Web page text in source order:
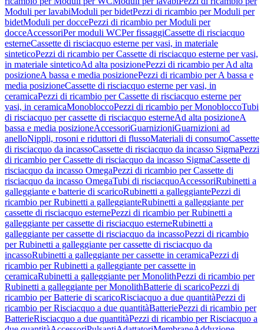
Moduli per lavabiModuli per bidetPezzi di ricambio per Moduli per
bidetModuli per doccePezzi di ricambio per Moduli per
docceAccessoriPer moduli WCPer fissaggiCassette di risciacquo
esterneCassette di risciacquo esterne per vasi, in materiale
sinteticoPezzi di ricambio per Cassette di risciacquo esterne per vasi,
in materiale sinteticoAd alta posizionePezzi di ricambio per Ad alta
posizioneA bassa e media posizionePezzi di ricambio per A bassa e
media posizioneCassette di risciacquo esterne per vasi, in
ceramicaPezzi di ricambio per Cassette di risciacquo esterne per
vasi, in ceramicaMonobloccoPezzi di ricambio per MonobloccoTubi
di risciacquo per cassette di risciacquo esterneAd alta posizioneA
bassa e media posizioneAccessoriGuarnizioniGuarnizioni ad
anelloNippli, rosoni e riduttori di flussoMateriali di consumoCassette
di risciacquo da incassoCassette di risciacquo da incasso SigmaPezzi
di ricambio per Cassette di risciacquo da incasso SigmaCassette di
risciacquo da incasso OmegaPezzi di ricambio per Cassette di
risciacquo da incasso OmegaTubi di risciacquoAccessoriRubinetti a
galleggiante e batterie di scaricoRubinetti a galleggiantePezzi di
ricambio per Rubinetti a galleggianteRubinetti a galleggiante per
cassette di risciacquo esternePezzi di ricambio per Rubinetti a
galleggiante per cassette di risciacquo esterneRubinetti a
galleggiante per cassette di risciacquo da incassoPezzi di ricambio
per Rubinetti a galleggiante per cassette di risciacquo da
incassoRubinetti a galleggiante per cassette in ceramicaPezzi di
ricambio per Rubinetti a galleggiante per cassette in
ceramicaRubinetti a galleggiante per MonolithPezzi di ricambio per
Rubinetti a galleggiante per MonolithBatterie di scaricoPezzi di
ricambio per Batterie di scaricoRisciacquo a due quantitàPezzi di
ricambio per Risciacquo a due quantitàBatteriePezzi di ricambio per
BatterieRisciacquo a due quantitàPezzi di ricambio per Risciacquo a